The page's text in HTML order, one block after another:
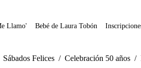
Llamo' Bebé de Laura Tobón
Sábados Felices / Celebración 50 años /